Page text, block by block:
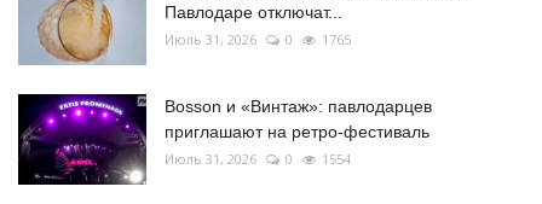
Павлодаре отключат...
Июль 31, 2026 0 1765
Bosson и «Винтаж»: павлодарцев
приглашают на ретро-фестиваль
Июль 31, 2026 0 1554